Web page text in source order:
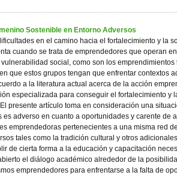
Sostenible en Entorno Adversos
en el camino hacia el fortalecimiento y la
cuando se trata de emprendedores que operan
social, como son los
que estos grupos tengan que enfrentar contextos
a la literatura actual acerca de la acción
especializada para conseguir el fortalecimiento y
presente artículo toma en consideración una
adverso en cuanto a oportunidades y carente de
emprendedoras pertenecientes a una misma red
tales como la tradición cultural y otros
de cierta forma a la educación y capacitación
el diálogo académico alrededor de la
emprendedores para enfrentarse a la falta de